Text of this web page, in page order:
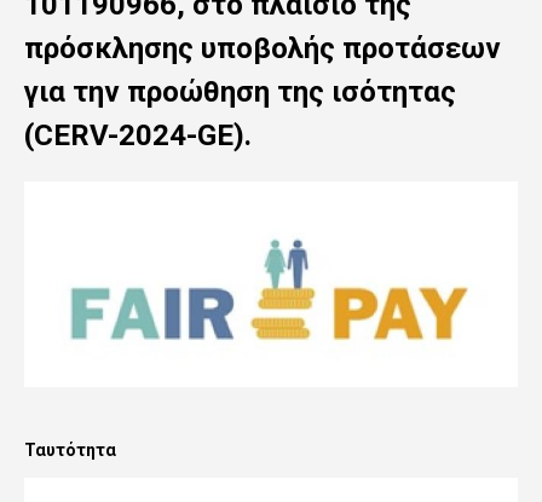
πρόσκλησης υποβολής προτάσεων
για την προώθηση της ισότητας
(CERV-2024-GE).
Ταυτότητα